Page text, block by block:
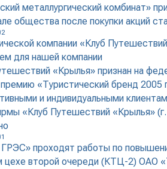
металлургический комбинат»
общества после покупки акций
компании «Клуб
для нашей компании
«Крылья» признан на
«Туристический бренд 2005
и индивидуальными
«Клуб Путешествий «Крылья»
проходят работы по
цехе второй очереди (КТЦ-2) ОАО